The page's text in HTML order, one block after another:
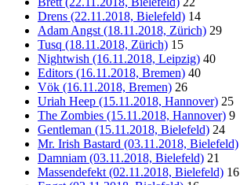
Drens (22.11.2018, Bielefeld) 14
Adam Angst (18.11.2018, Zürich) 29
Tusq (18.11.2018, Zürich) 15
Nightwish (16.11.2018, Leipzig) 40
Editors (16.11.2018, Bremen) 40
Vök (16.11.2018, Bremen) 26
Uriah Heep (15.11.2018, Hannover) 25
The Zombies (15.11.2018, Hannover) 9
Gentleman (15.11.2018, Bielefeld) 24
Mr. Irish Bastard (03.11.2018, Bielefeld)
Damniam (03.11.2018, Bielefeld) 21
Massendefekt (02.11.2018, Bielefeld) 16